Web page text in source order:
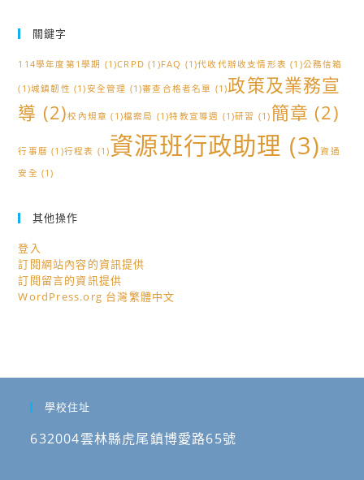
關鍵字
114學年度第1學期 (1)CRPD (1)FAQ (1)代收代辦收支情形表 (1)公務信箱
(1)城鎮韌性 (1)安全管理 (1)審查合格者名單 (1)政策及業務宣
導 (2)校內規章 (1)檔案局 (1)特教宣導週 (1)研習 (1) 簡章 (2)
行事曆 (1)行程表 (1)資源班行政助理 (3)資通
安全 (1)
其他操作
登入
訂閱網站內容的資訊提供
訂閱留言的資訊提供
WordPress.org 台灣繁體中文
學校住址
632004雲林縣虎尾鎮博愛路65號